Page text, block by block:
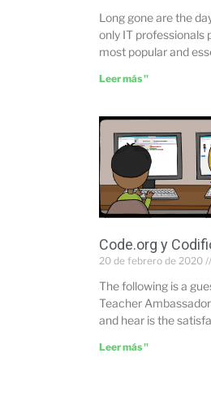
Long gone are the
only IT professionals
most popular and
Leer más "
Code.org y
20 de febrero de 2020
The following is a
Teacher
and hear is the
Leer más "